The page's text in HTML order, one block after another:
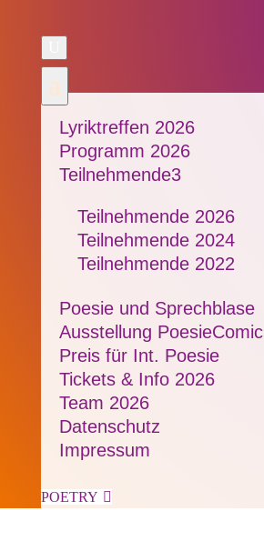
a
Lyriktreffen 2026
Programm 2026
Teilnehmende3
Teilnehmende 2026
Teilnehmende 2024
Teilnehmende 2022
Poesie und Sprechblase
Ausstellung PoesieComic
Preis für Int. Poesie
Tickets & Info 2026
Team 2026
Datenschutz
Impressum
POETRY 